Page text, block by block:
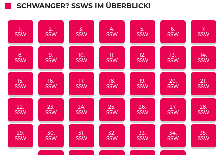
SCHWANGER? SSWS IM ÜBERBLICK!
1.
SSW
2.
SSW
3.
SSW
4.
SSW
5.
SSW
6.
SSW
7.
SSW
8.
SSW
9.
SSW
10.
SSW
11.
SSW
12.
SSW
13.
SSW
14.
SSW
15.
SSW
16.
SSW
17.
SSW
18.
SSW
19.
SSW
20.
SSW
21.
SSW
22.
SSW
23.
SSW
24.
SSW
25.
SSW
26.
SSW
27.
SSW
28.
SSW
29.
SSW
30.
SSW
31.
SSW
32.
SSW
33.
SSW
34.
SSW
35.
SSW